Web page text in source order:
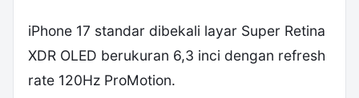
‎iPhone 17 standar dibekali layar Super Retina
XDR OLED berukuran 6,3 inci dengan refresh
rate 120Hz ProMotion.